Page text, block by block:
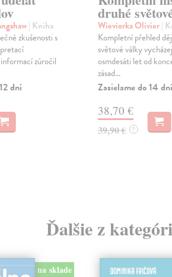
| Kniha
zkušenosti s
zúročil
dní
druhé
Wieviorka Olivier|
Kompletní přehled
světové války
osmdesáti let od
zásad...
Zasielame do 14 dní
38,70 €
39,90 € ?
Ďalšie z
na sklade